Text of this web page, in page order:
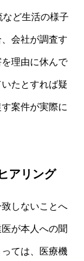
ど生活の様子
会社が調査す
理由に休んで
たとすれば疑
案件が実際に
アリング
しないことへ
が本人への聞
ては、医療機